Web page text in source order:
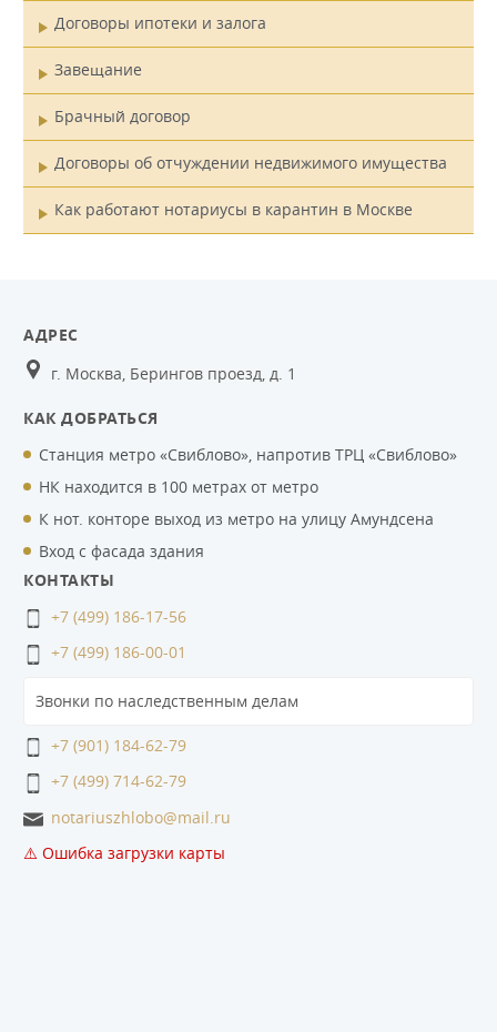
Договоры ипотеки и залога
Завещание
Брачный договор
Договоры об отчуждении недвижимого имущества
Как работают нотариусы в карантин в Москве
АДРЕС
г. Москва, Берингов проезд, д. 1
КАК ДОБРАТЬСЯ
Станция метро «Свиблово», напротив ТРЦ «Свиблово»
НК находится в 100 метрах от метро
К нот. конторе выход из метро на улицу Амундсена
Вход с фасада здания
КОНТАКТЫ
+7 (499) 186-17-56
+7 (499) 186-00-01
Звонки по наследственным делам
+7 (901) 184-62-79
+7 (499) 714-62-79
notariuszhlobo@mail.ru
⚠️ Ошибка загрузки карты